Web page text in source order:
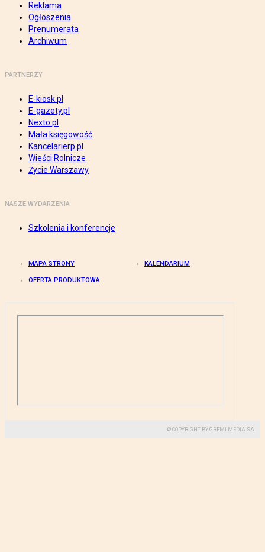
Reklama
Ogłoszenia
Prenumerata
Archiwum
PARTNERZY
E-kiosk.pl
E-gazety.pl
Nexto.pl
Mała księgowość
Kancelarierp.pl
Wieści Rolnicze
Życie Warszawy
NASZE WYDARZENIA
Szkolenia i konferencje
MAPA STRONY KALENDARIUM
OFERTA PRODUKTOWA
© COPYRIGHT BY GREMI MEDIA SA